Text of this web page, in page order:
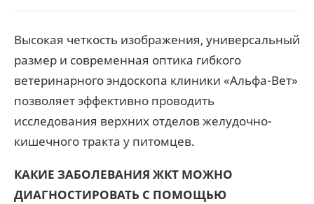
Высокая четкость изображения, универсальный
размер и современная оптика гибкого
ветеринарного эндоскопа клиники «Альфа-Вет»
позволяет эффективно проводить
исследования верхних отделов желудочно-
кишечного тракта у питомцев.
КАКИЕ ЗАБОЛЕВАНИЯ ЖКТ МОЖНО
ДИАГНОСТИРОВАТЬ С ПОМОЩЬЮ